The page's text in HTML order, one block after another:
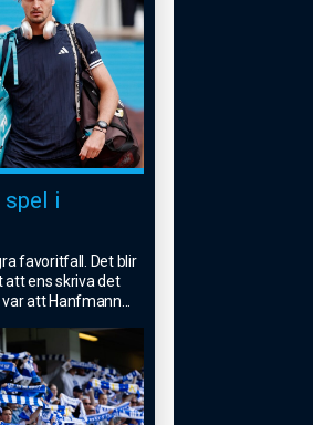
spel i
favoritfall. Det blir
att ens skriva det
att Hanfmann